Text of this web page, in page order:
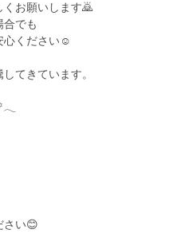
くお願いします🙇
合でも
心ください☺️
てきています。
さい😊